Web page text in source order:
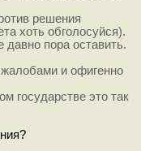
решения
хоть обголосуйся).
пора оставить.
и офигенно
государстве это так